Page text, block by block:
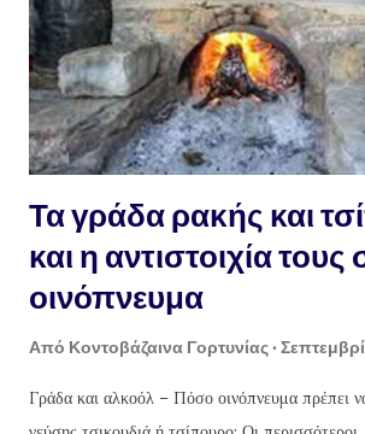
Τα γράδα ρακής και
και η αντιστοιχία τους
οινόπνευμα
Από Κοντοβάζαινα Γορτυνίας
Γράδα και αλκοόλ – Πόσο οινόπνευμα πρέπει